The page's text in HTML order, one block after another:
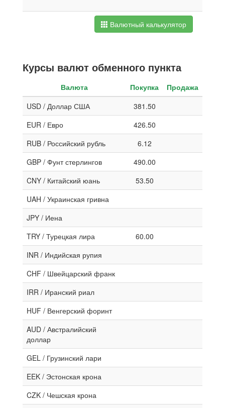
Валютный калькулятор
Курсы валют обменного пункта
Валюта Покупка
Продажа
USD / Доллар США
381.50
EUR / Евро
426.50
RUB / Российский рубль
6.12
GBP / Фунт стерлингов
490.00
CNY / Китайский юань
53.50
UAH / Украинская гривна
JPY / Иена
TRY / Турецкая лира
60.00
INR / Индийская рупия
CHF / Швейцарский франк
IRR / Иранский риал
HUF / Венгерский форинт
AUD / Австралийский
доллар
GEL / Грузинский лари
EEK / Эстонская крона
CZK / Чешская крона